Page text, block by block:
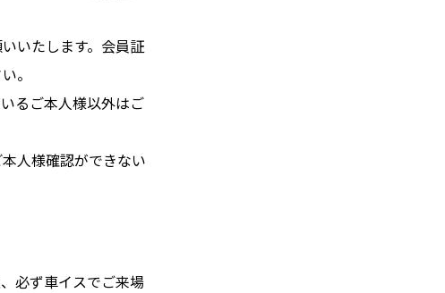
いたします。会員証
。
るご本人様以外はご
人様確認ができない
必ず車イスでご来場